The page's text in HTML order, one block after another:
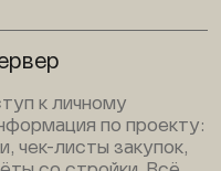
к личному
по проекту:
чек-листы закупок,